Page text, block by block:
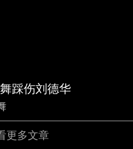
踩伤刘德华
更多文章